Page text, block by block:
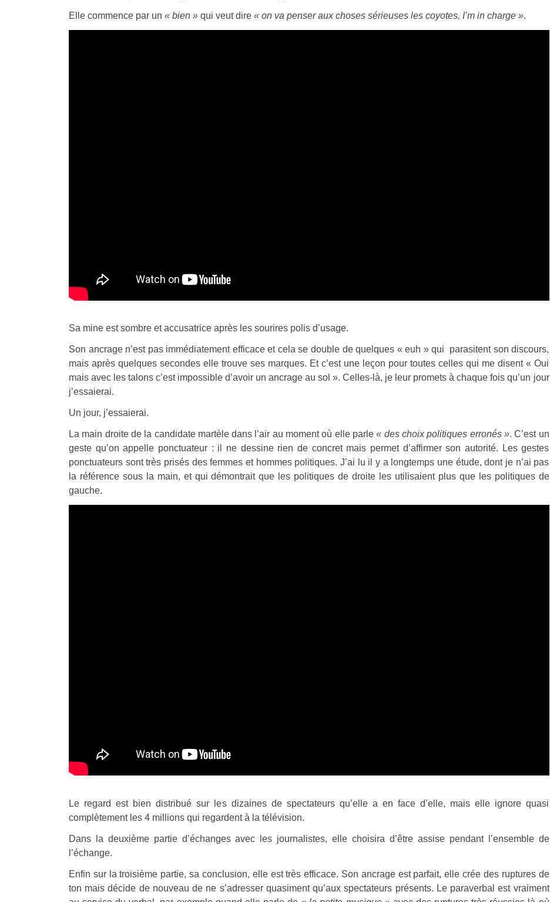
Elle commence par un « bien » qui veut dire « on va penser aux choses sérieuses les coyotes, I’m in charge ».
Sa mine est sombre et accusatrice après les sourires polis d’usage.
Son ancrage n’est pas immédiatement efficace et cela se double de quelques « euh » qui parasitent son discours,
mais après quelques secondes elle trouve ses marques. Et c’est une leçon pour toutes celles qui me disent « Oui
mais avec les talons c’est impossible d’avoir un ancrage au sol ». Celles-là, je leur promets à chaque fois qu’un jour
j’essaierai.
Un jour, j’essaierai.
La main droite de la candidate martèle dans l’air au moment où elle parle« des choix politiques erronés ». C’est un
geste qu’on appelle ponctuateur : il ne dessine rien de concret mais permet d’affirmer son autorité. Les gestes
ponctuateurs sont très prisés des femmes et hommes politiques. J’ai lu il y a longtemps une étude, dont je n’ai pas
la référence sous la main, et qui démontrait que les politiques de droite les utilisaient plus que les politiques de
gauche.
Le regard est bien distribué sur les dizaines de spectateurs qu’elle a en face d’elle, mais elle ignore quasi
complètement les 4 millions qui regardent à la télévision.
Dans la deuxième partie d’échanges avec les journalistes, elle choisira d’être assise pendant l’ensemble de
l’échange.
Enfin sur la troisième partie, sa conclusion, elle est très efficace. Son ancrage est parfait, elle crée des ruptures de
ton mais décide de nouveau de ne s’adresser quasiment qu’aux spectateurs présents. Le paraverbal est vraiment